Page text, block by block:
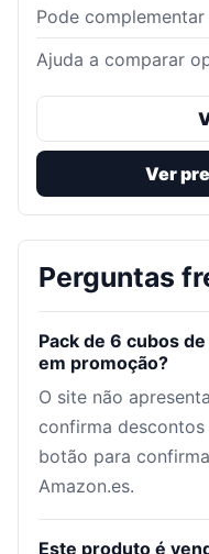
Pode
Ajuda a comparar
Ver
Perguntas
Pack de 6 cubos
em promoção?
O site não
confirma
botão para
Amazon.es.
Este produto é